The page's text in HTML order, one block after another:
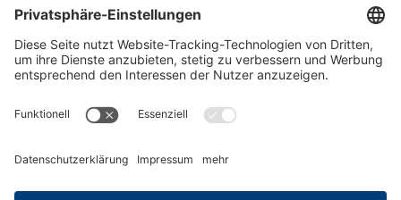
Datenschutz
Teilnahmebedingungen